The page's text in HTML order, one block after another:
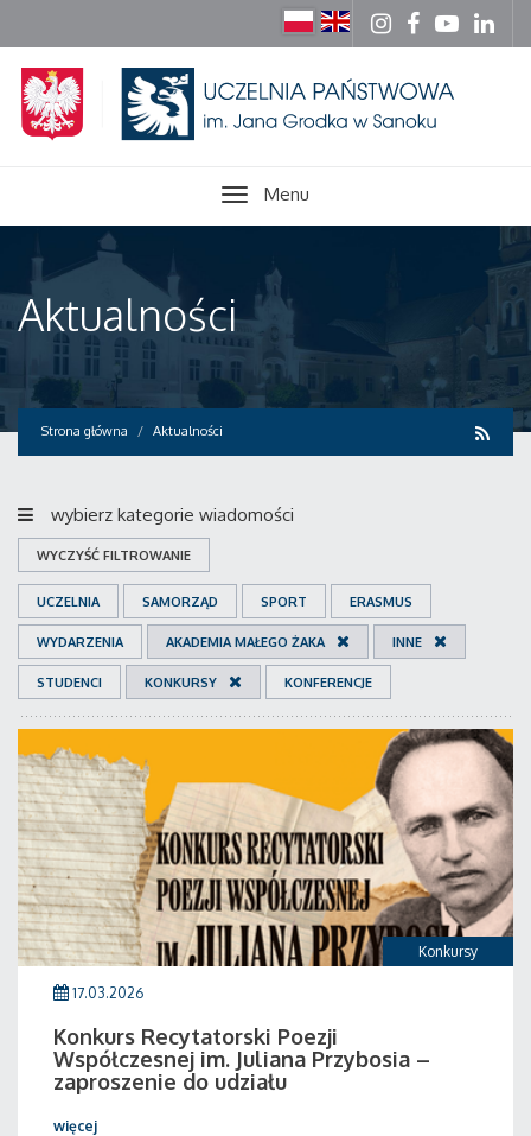
Menu
Aktualności
Strona główna Aktualności
wybierz kategorie wiadomości
WYCZYŚĆ FILTROWANIE
UCZELNIA SAMORZĄD SPORT ERASMUS
WYDARZENIA AKADEMIA MAŁEGO ŻAKA INNE
STUDENCI KONKURSY KONFERENCJE
Konkursy
17.03.2026
Konkurs Recytatorski Poezji
Współczesnej im. Juliana Przybosia –
zaproszenie do udziału
więcej